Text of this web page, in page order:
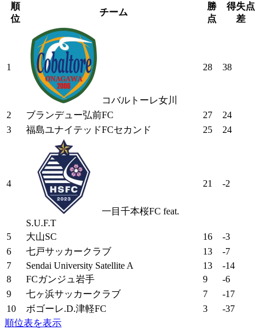
順
位
チーム
勝
点
得失点
差
1
コバルトーレ女川
28 38
2 ブランデュー弘前FC 27
24
3
福島ユナイテッドFCセカンド 25 24
4
一目千本桜FC feat.
S.U.F.T
21 -2
5 大山SC 16
-3
6
七戸サッカークラブ 13
-7
7
Sendai University Satellite A 13
-14
8
FCガンジュ岩手 9
-6
9
七ヶ浜サッカークラブ 7
-17
10
ボゴーレ.D.津軽FC 3
-37
順位表を表示